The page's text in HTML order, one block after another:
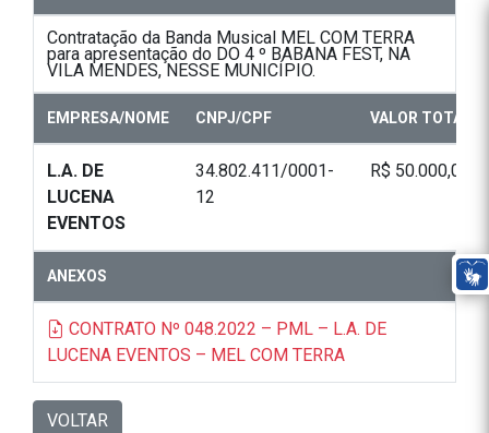
Contratação da Banda Musical MEL COM TERRA
para apresentação do DO 4 º BABANA FEST, NA
VILA MENDES, NESSE MUNICÍPIO.
EMPRESA/NOME CNPJ/CPF VALOR TOTAL
L.A. DE
LUCENA
EVENTOS
34.802.411/0001-
12
R$ 50.000,00
ANEXOS
CONTRATO Nº 048.2022 – PML – L.A. DE
LUCENA EVENTOS – MEL COM TERRA
VOLTAR